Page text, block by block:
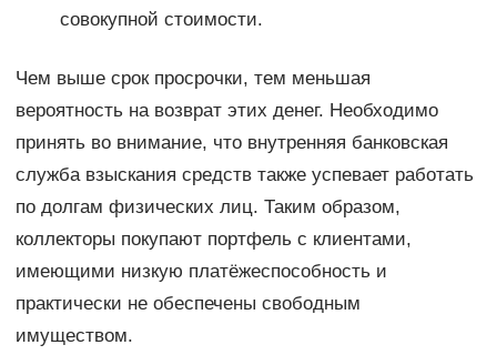
совокупной стоимости.
Чем выше срок просрочки, тем меньшая
вероятность на возврат этих денег. Необходимо
принять во внимание, что внутренняя банковская
служба взыскания средств также успевает работать
по долгам физических лиц. Таким образом,
коллекторы покупают портфель с клиентами,
имеющими низкую платёжеспособность и
практически не обеспечены свободным
имуществом.